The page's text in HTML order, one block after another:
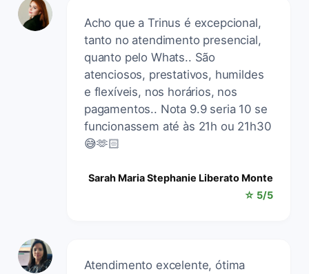
Acho que a Trinus é excepcional,
tanto no atendimento presencial,
quanto pelo Whats.. São
atenciosos, prestativos, humildes
e flexíveis, nos horários, nos
pagamentos.. Nota 9.9 seria 10 se
funcionassem até às 21h ou 21h30
😅🫶🏻
Sarah Maria Stephanie Liberato Monte
☆ 5/5
Atendimento excelente, ótima